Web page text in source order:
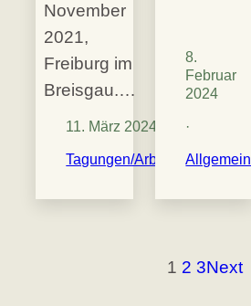
November
2021,
Freiburg im
Breisgau.…
11. März 2024
Tagungen/Arbeitstreffen
8.
Februar
2024
·
Allgemein
1 2 3Next